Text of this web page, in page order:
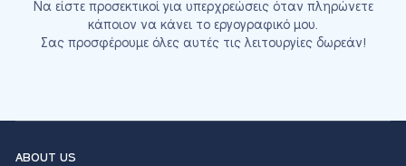
Να είστε προσεκτικοί για υπερχρεώσεις όταν πληρώνετε
κάποιον να κάνει το εργογραφικό μου.
Σας προσφέρουμε όλες αυτές τις λειτουργίες δωρεάν!
ABOUT US